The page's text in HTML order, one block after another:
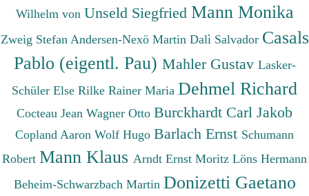
Wilhelm von Unseld Siegfried Mann Monika
Zweig Stefan Andersen-Nexö Martin Dalì Salvador Casals
Pablo (eigentl. Pau) Mahler Gustav Lasker-
Schüler Else Rilke Rainer Maria Dehmel Richard
Cocteau Jean Wagner Otto Burckhardt Carl Jakob
Copland Aaron Wolf Hugo Barlach Ernst Schumann
Robert Mann Klaus Arndt Ernst Moritz Löns Hermann
Beheim-Schwarzbach Martin Donizetti Gaetano